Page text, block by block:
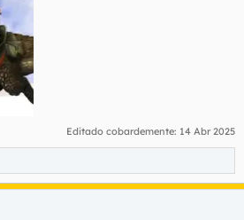
Editado cobardemente: 14 Abr 2025